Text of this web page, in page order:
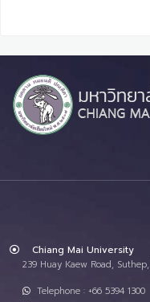
Chiang Mai University
239 Huay Kaew Road,
Telephone : +66 5394 1300